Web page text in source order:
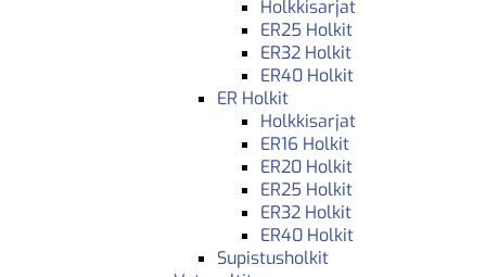
Holkkisarjat
ER25 Holkit
ER32 Holkit
ER40 Holkit
ER Holkit
Holkkisarjat
ER16 Holkit
ER20 Holkit
ER25 Holkit
ER32 Holkit
ER40 Holkit
Supistusholkit